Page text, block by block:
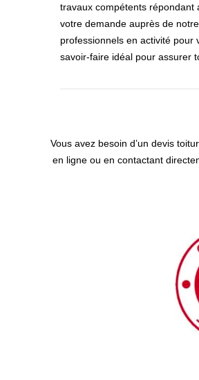
travaux compétents répondant
votre demande auprès de
professionnels en activité
savoir-faire idéal pour assurer
Vous avez besoin d’un devis
en ligne ou en contactant